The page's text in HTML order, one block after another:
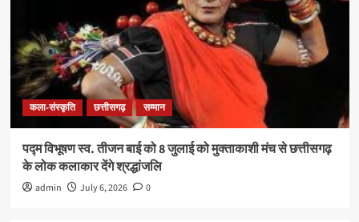
कला-संस्कृति छत्तीसगढ़ सम्मान
पद्म विभूषण स्व. तीजन बाई को 8 जुलाई को मुक्ताकाशी मंच से छत्तीसगढ़
के लोक कलाकार देंगे श्रद्धांजलि
admin July 6, 2026 0